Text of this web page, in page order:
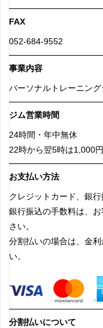
FAX
052-684-9552
事業内容
パーソナルトレーニン
ジム営業時間
24時間・年中無休
22時から翌5時は1,000
お支払い方法
クレジットカード、銀
銀行振込の手数料は、
さい。
分割払いの場合は、金
い。
分割払いについて